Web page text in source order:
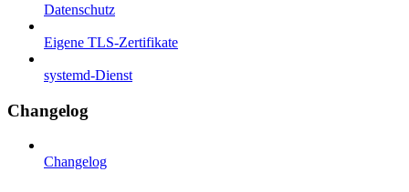
Datenschutz
Eigene TLS-Zertifikate
systemd-Dienst
Changelog
Changelog